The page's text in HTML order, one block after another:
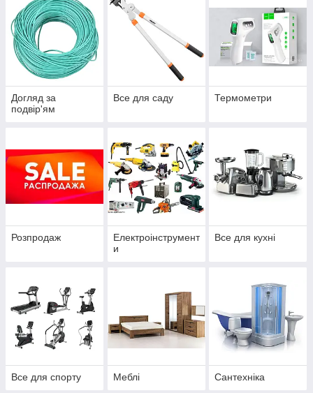
Догляд за
подвір'ям
Все для саду Термометри
Розпродаж
Електроінструмент
и
Все для кухні
Все для спорту Меблі Сантехніка